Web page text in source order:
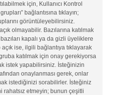
için, Kullanıcı Kontrol
bağlantısına tıklayın;
görüntüleyebilirsiniz.
olmayabilir. Bazılarına katılmak
kapalı ya da gizli üyeliklere
ise, ilgili bağlantıya tıklayarak
katılmak için onay gerekiyorsa
istek yapabilirsiniz. İsteğinizin
onaylanması gerek, onlar
istediğinizi sorabilirler. İsteğiniz
etmeyin; bunun çeşitli